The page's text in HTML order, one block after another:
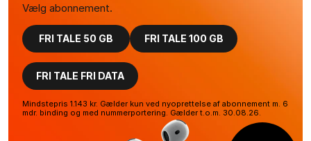
Vælg abonnement.
FRI TALE 50 GB FRI TALE 100 GB
FRI TALE FRI DATA
Mindstepris 1.143 kr. Gælder kun ved nyoprettelse af abonnement m. 6
mdr. binding og med nummerportering. Gælder t.o.m. 30.08.26.